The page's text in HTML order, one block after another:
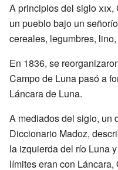
A principios del sigloxix,
un pueblo bajo un
cereales, legumbres,
En 1836, se
Campo de Luna pasó a
Láncara de Luna.
A mediados del siglo, un
Diccionario Madoz,
la izquierda del río Luna
límites eran con